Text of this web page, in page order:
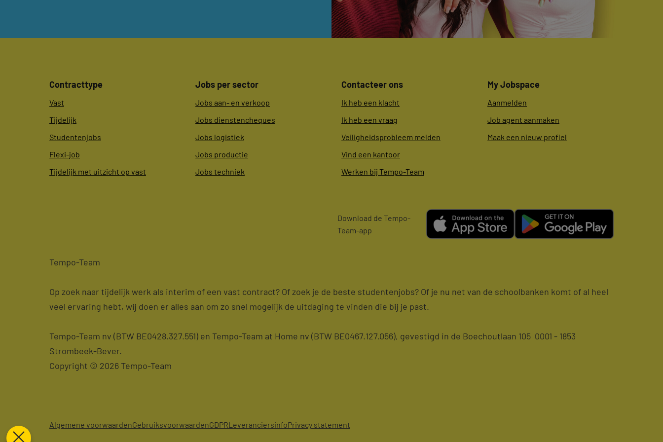
Contracttype
Vast
Tijdelijk
Studentenjobs
Flexi-job
Tijdelijk met uitzicht op vast
Jobs per sector
Jobs aan- en verkoop
Jobs dienstencheques
Jobs logistiek
Jobs productie
Jobs techniek
Contacteer ons
Ik heb een klacht
Ik heb een vraag
Veiligheidsprobleem melden
Vind een kantoor
Werken bij Tempo-Team
My Jobspace
Aanmelden
Job agent aanmaken
Maak een nieuw profiel
Download de Tempo-
Team-app
Tempo-Team
Op zoek naar tijdelijk werk als interim of een vast contract? Of zoek je de beste studentenjobs? Of je nu net van de schoolbanken komt of al heel
veel ervaring hebt, wij doen er alles aan om zo snel mogelijk de uitdaging te vinden die bij je past.
Tempo-Team nv (BTW BE0428.327.551) en Tempo-Team at Home nv (BTW BE0467.127.056), gevestigd in de Boechoutlaan 105 0001 - 1853
Strombeek-Bever.
Copyright © 2026 Tempo-Team
Algemene voorwaardenGebruiksvoorwaardenGDPRLeveranciersinfoPrivacy statement